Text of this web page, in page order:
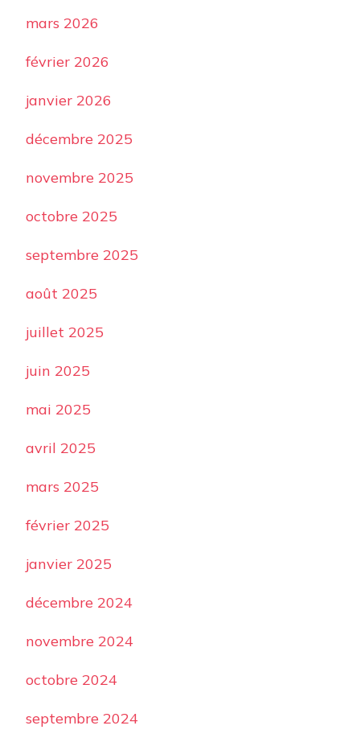
mars 2026
février 2026
janvier 2026
décembre 2025
novembre 2025
octobre 2025
septembre 2025
août 2025
juillet 2025
juin 2025
mai 2025
avril 2025
mars 2025
février 2025
janvier 2025
décembre 2024
novembre 2024
octobre 2024
septembre 2024